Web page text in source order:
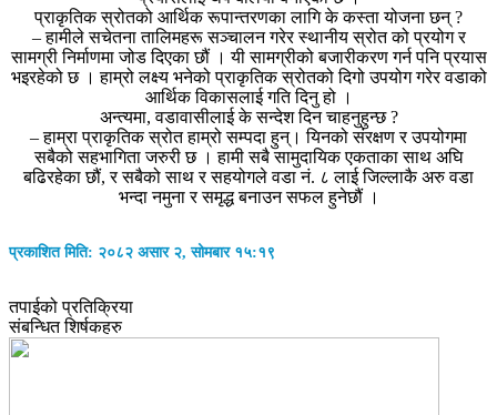
प्राकृतिक स्रोतको आर्थिक रूपान्तरणका लागि के कस्ता योजना छन् ?
– हामीले सचेतना तालिमहरू सञ्चालन गरेर स्थानीय स्रोत को प्रयोग र
सामग्री निर्माणमा जोड दिएका छौं । यी सामग्रीको बजारीकरण गर्न पनि प्रयास
भइरहेको छ । हाम्रो लक्ष्य भनेको प्राकृतिक स्रोतको दिगो उपयोग गरेर वडाको
आर्थिक विकासलाई गति दिनु हो ।
अन्त्यमा, वडावासीलाई के सन्देश दिन चाहनुहुन्छ ?
– हाम्रा प्राकृतिक स्रोत हाम्रो सम्पदा हुन्। यिनको संरक्षण र उपयोगमा
सबैको सहभागिता जरुरी छ । हामी सबै सामुदायिक एकताका साथ अघि
बढिरहेका छौं, र सबैको साथ र सहयोगले वडा नं. ८ लाई जिल्लाकै अरु वडा
भन्दा नमुना र समृद्ध बनाउन सफल हुनेछौं ।
प्रकाशित मिति: २०८२ असार २, सोमबार १५:१९
तपाईको प्रतिक्रिया
संबन्धित शिर्षकहरु